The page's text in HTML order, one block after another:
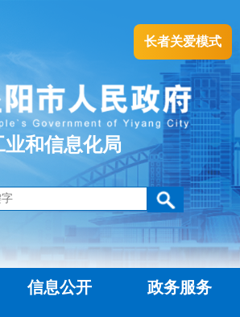
长者关爱模式
业和信息化局
信息公开 政务服务